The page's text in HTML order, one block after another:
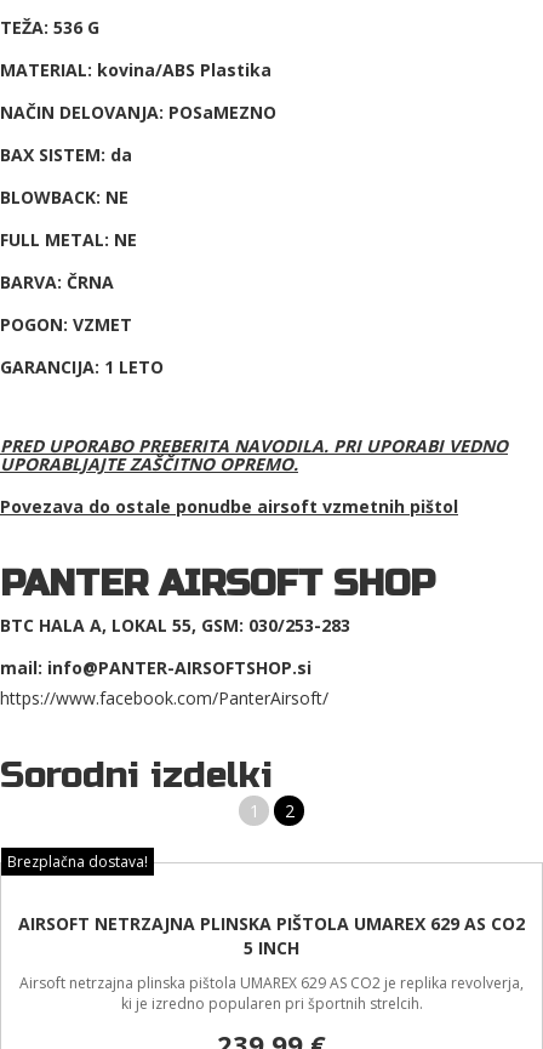
TEŽA: 536 G
MATERIAL: kovina/ABS Plastika
NAČIN DELOVANJA: POSaMEZNO
BAX SISTEM: da
BLOWBACK: NE
FULL METAL: NE
BARVA: ČRNA
POGON: VZMET
GARANCIJA: 1 LETO
PRED UPORABO PREBERITA NAVODILA. PRI UPORABI VEDNO
UPORABLJAJTE ZAŠČITNO OPREMO.
Povezava do ostale ponudbe airsoft vzmetnih pištol
PANTER AIRSOFT SHOP
BTC HALA A, LOKAL 55, GSM: 030/253-283
mail: info@PANTER-AIRSOFTSHOP.si
https://www.facebook.com/PanterAirsoft/
Sorodni izdelki
1 2
Brezplačna dostava!